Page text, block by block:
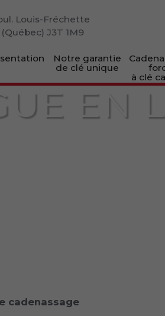
Louis-Fréchette
J3T 1M9
Notre garantie
de clé unique
à clé
EN
cadenassage